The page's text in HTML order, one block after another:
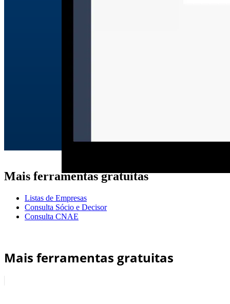
Mais ferramentas gratuitas
Listas de Empresas
Consulta Sócio e Decisor
Consulta CNAE
Mais ferramentas gratuitas